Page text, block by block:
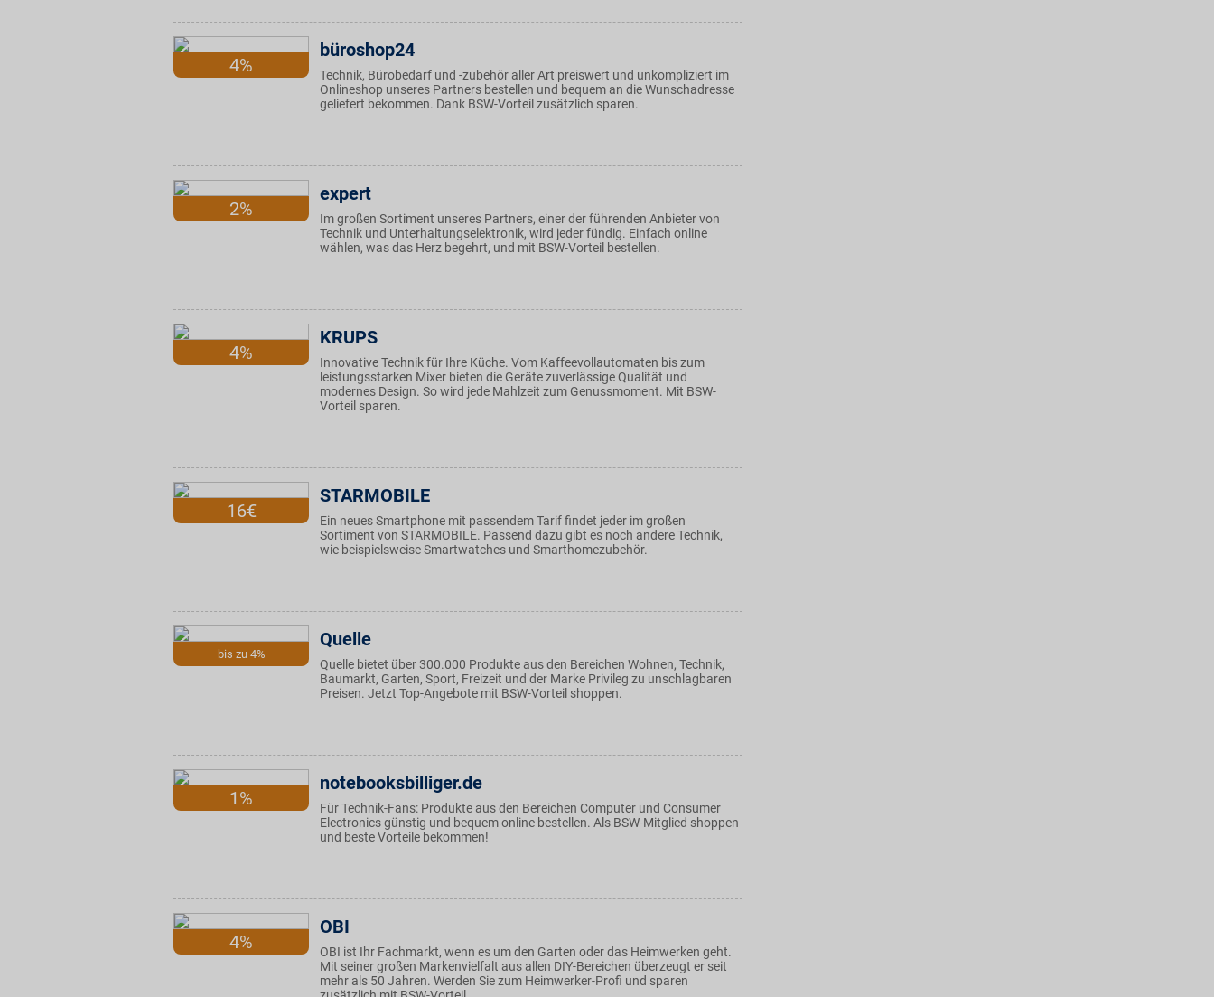
4%
büroshop24
Technik, Bürobedarf und -zubehör aller Art preiswert und unkompliziert im
Onlineshop unseres Partners bestellen und bequem an die Wunschadresse
geliefert bekommen. Dank BSW-Vorteil zusätzlich sparen.
2%
expert
Im großen Sortiment unseres Partners, einer der führenden Anbieter von
Technik und Unterhaltungselektronik, wird jeder fündig. Einfach online
wählen, was das Herz begehrt, und mit BSW-Vorteil bestellen.
4%
KRUPS
Innovative Technik für Ihre Küche. Vom Kaffeevollautomaten bis zum
leistungsstarken Mixer bieten die Geräte zuverlässige Qualität und
modernes Design. So wird jede Mahlzeit zum Genussmoment. Mit BSW-
Vorteil sparen.
16€
STARMOBILE
Ein neues Smartphone mit passendem Tarif findet jeder im großen
Sortiment von STARMOBILE. Passend dazu gibt es noch andere Technik,
wie beispielsweise Smartwatches und Smarthomezubehör.
bis zu 4%
Quelle
Quelle bietet über 300.000 Produkte aus den Bereichen Wohnen, Technik,
Baumarkt, Garten, Sport, Freizeit und der Marke Privileg zu unschlagbaren
Preisen. Jetzt Top-Angebote mit BSW-Vorteil shoppen.
1%
notebooksbilliger.de
Für Technik-Fans: Produkte aus den Bereichen Computer und Consumer
Electronics günstig und bequem online bestellen. Als BSW-Mitglied shoppen
und beste Vorteile bekommen!
4%
OBI
OBI ist Ihr Fachmarkt, wenn es um den Garten oder das Heimwerken geht.
Mit seiner großen Markenvielfalt aus allen DIY-Bereichen überzeugt er seit
mehr als 50 Jahren. Werden Sie zum Heimwerker-Profi und sparen